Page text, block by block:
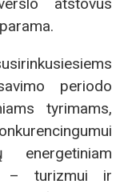
periodo
tyrimams,
energetiniam
– turizmui ir